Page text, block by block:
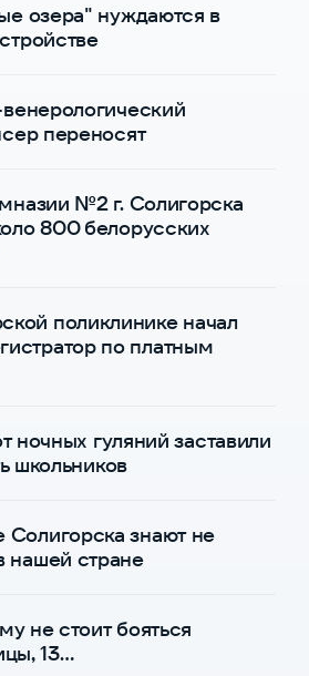
озера" нуждаются в
переносят
№2 г. Солигорска
800 белорусских
поликлинике начал
по платным
ночных гуляний заставили
школьников
Солигорска знают не
нашей стране
не стоит бояться
13…